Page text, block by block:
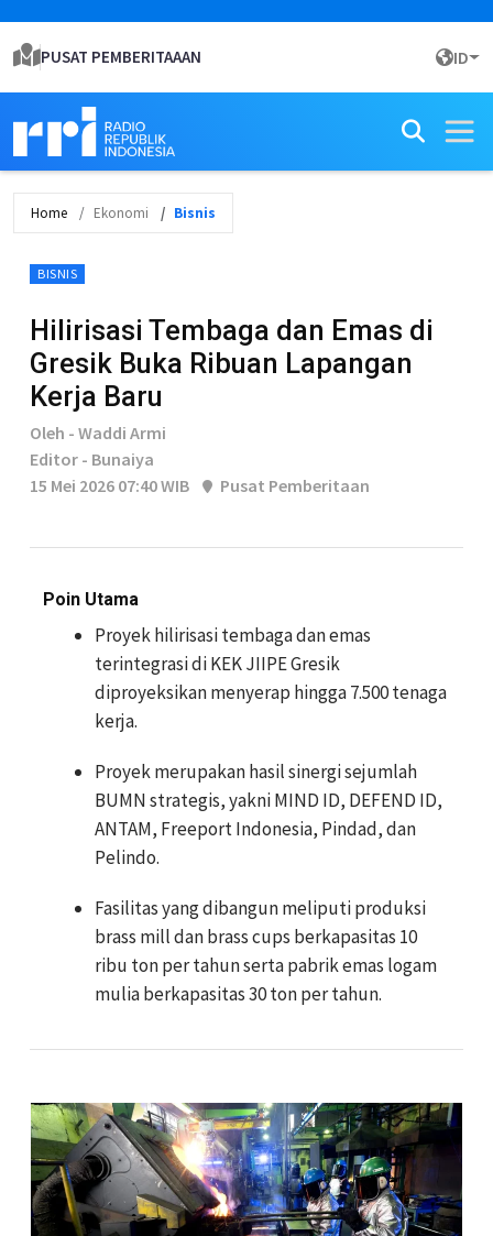
PUSAT PEMBERITAAAN ID
Home Ekonomi Bisnis
BISNIS
Hilirisasi Tembaga dan Emas di
Gresik Buka Ribuan Lapangan
Kerja Baru
Oleh - Waddi Armi
Editor - Bunaiya
15 Mei 2026 07:40 WIB
Pusat Pemberitaan
Poin Utama
Proyek hilirisasi tembaga dan emas
terintegrasi di KEK JIIPE Gresik
diproyeksikan menyerap hingga 7.500 tenaga
kerja.
Proyek merupakan hasil sinergi sejumlah
BUMN strategis, yakni MIND ID, DEFEND ID,
ANTAM, Freeport Indonesia, Pindad, dan
Pelindo.
Fasilitas yang dibangun meliputi produksi
brass mill dan brass cups berkapasitas 10
ribu ton per tahun serta pabrik emas logam
mulia berkapasitas 30 ton per tahun.